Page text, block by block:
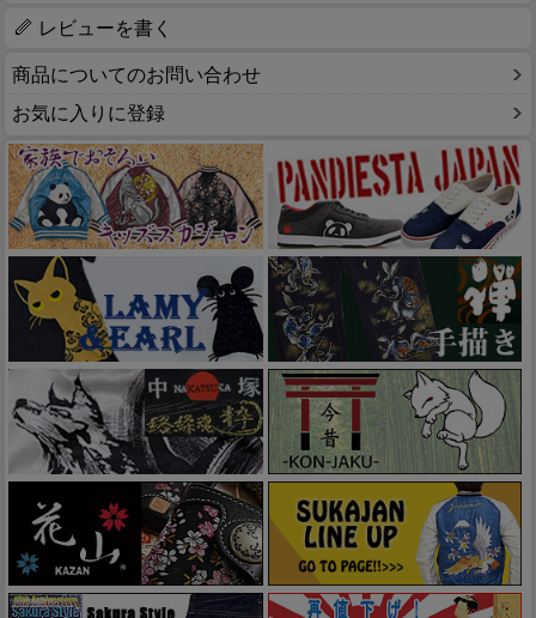
レビューを書く
商品についてのお問い合わせ
お気に入りに登録